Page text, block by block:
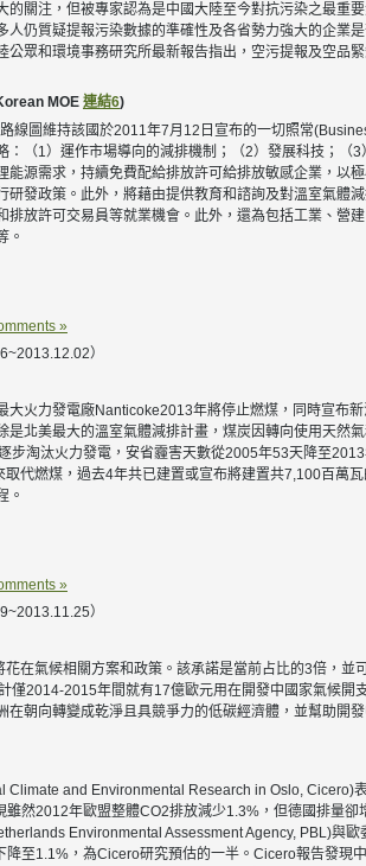
關注，但被專家認為是中國大陸至今對抗污染之最重
仍質疑提報污染數據的準確性及各省勢力強大的企業
眾和環境事務研究所最新報告指出，空污提報及空品
MOE 連結6)
線圖維持該國於2011年7月12日宣布的一切照常
（1）運作市場導向的減排機制；（2）發展科技；
源需求，持續免費配給排放許可給排放敏感企業，以
發政策。此外，將藉由提供教育和諮詢及對溫室氣體
放許可交易員等就業機會。此外，還為包括工業、營
。
»
）
火力發電廠Nanticoke2013年將停止燃煤，同時宣布
北美最大的溫室氣體減排計畫，煤炭因轉向使用天然
步淘汰火力發電，安省霾害天數從2005年53天降至
代燃煤，過去4年共已建置或宣布將建置共7,100百萬
。
»
）
在氣候相關方案和政策。該承諾是當前占比的3倍，
僅2014-2015年間就有17億歐元用在開發中國家氣候
朝向轉變成乾淨且具競爭力的低碳經濟體，並幫助開
Climate and Environmental Research in Oslo,
然2012年歐盟整體CO2排放減少1.3%，但德國排量
Environmental Assessment Agency, PBL)與
至1.1%，為Cicero研究預估的一半。Cicero報告發現